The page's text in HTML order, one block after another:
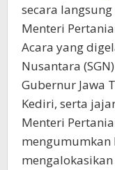
secara
Menteri
Acara yang
Nusantara
Gubernur Jawa
Kediri, serta
Menteri
mengumumkan